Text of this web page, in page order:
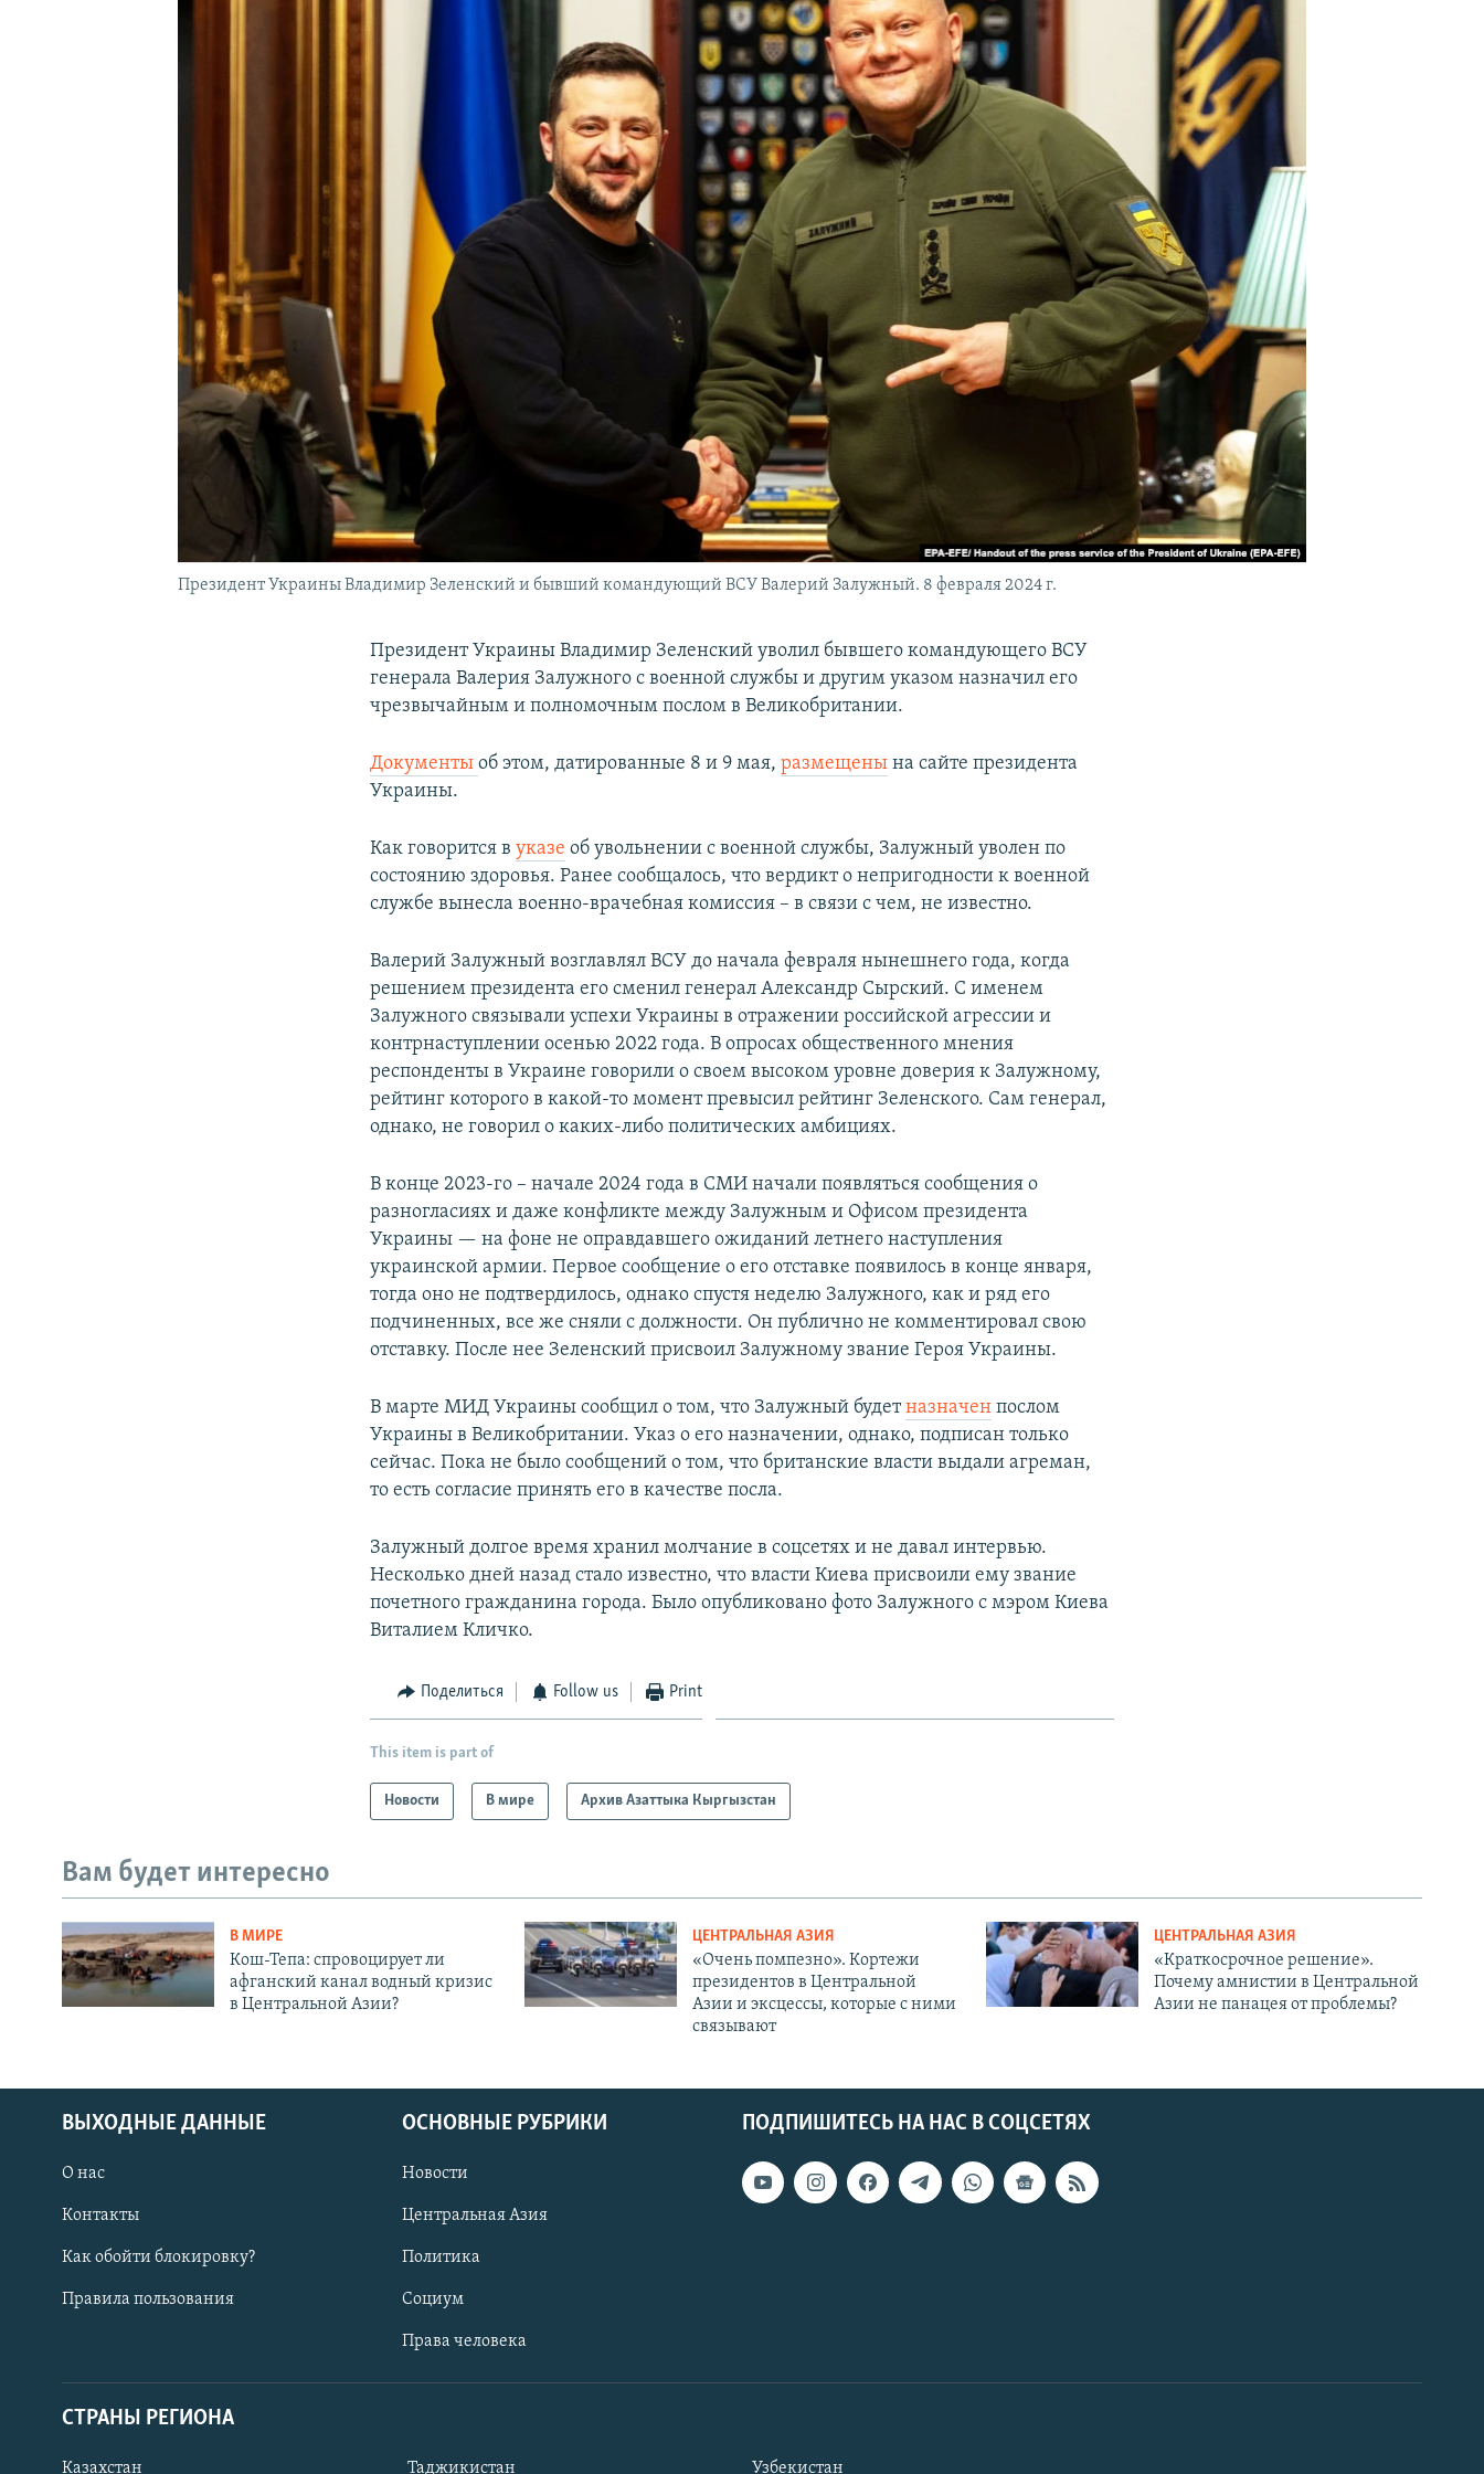
Президент Украины Владимир Зеленский и бывший командующий ВСУ Валерий Залужный. 8 февраля 2024 г.
Президент Украины Владимир Зеленский уволил бывшего командующего ВСУ
генерала Валерия Залужного с военной службы и другим указом назначил его
чрезвычайным и полномочным послом в Великобритании.
Документыоб этом, датированные 8 и 9 мая,размещены на сайте президента
Украины.
Как говорится вуказе об увольнении с военной службы, Залужный уволен по
состоянию здоровья. Ранее сообщалось, что вердикт о непригодности к военной
службе вынесла военно-врачебная комиссия – в связи с чем, не известно.
Валерий Залужный возглавлял ВСУ до начала февраля нынешнего года, когда
решением президента его сменил генерал Александр Сырский. С именем
Залужного связывали успехи Украины в отражении российской агрессии и
контрнаступлении осенью 2022 года. В опросах общественного мнения
респонденты в Украине говорили о своем высоком уровне доверия к Залужному,
рейтинг которого в какой-то момент превысил рейтинг Зеленского. Сам генерал,
однако, не говорил о каких-либо политических амбициях.
В конце 2023-го – начале 2024 года в СМИ начали появляться сообщения о
разногласиях и даже конфликте между Залужным и Офисом президента
Украины — на фоне не оправдавшего ожиданий летнего наступления
украинской армии. Первое сообщение о его отставке появилось в конце января,
тогда оно не подтвердилось, однако спустя неделю Залужного, как и ряд его
подчиненных, все же сняли с должности. Он публично не комментировал свою
отставку. После нее Зеленский присвоил Залужному звание Героя Украины.
В марте МИД Украины сообщил о том, что Залужный будетназначен послом
Украины в Великобритании. Указ о его назначении, однако, подписан только
сейчас. Пока не было сообщений о том, что британские власти выдали агреман,
то есть согласие принять его в качестве посла.
Залужный долгое время хранил молчание в соцсетях и не давал интервью.
Несколько дней назад стало известно, что власти Киева присвоили ему звание
почетного гражданина города. Было опубликовано фото Залужного с мэром Киева
Виталием Кличко.
Поделиться Follow us Print
This item is part of
Новости В мире Архив Азаттыка Кыргызстан
Вам будет интересно
В МИРЕ
Кош-Тепа: спровоцирует ли
афганский канал водный кризис
в Центральной Азии?
ЦЕНТРАЛЬНАЯ АЗИЯ
«Очень помпезно». Кортежи
президентов в Центральной
Азии и эксцессы, которые с ними
связывают
ЦЕНТРАЛЬНАЯ АЗИЯ
«Краткосрочное решение».
Почему амнистии в Центральной
Азии не панацея от проблемы?
ПОДПИШИТЕСЬ НА НАС В СОЦСЕТЯХ
ВЫХОДНЫЕ ДАННЫЕ
О нас
Контакты
Как обойти блокировку?
Правила пользования
ОСНОВНЫЕ РУБРИКИ
Новости
Центральная Азия
Политика
Социум
Права человека
СТРАНЫ РЕГИОНА
Казахстан Таджикистан Узбекистан